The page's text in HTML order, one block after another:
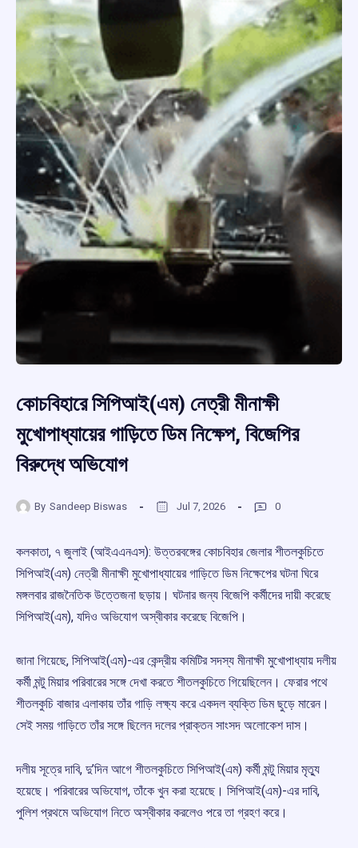
কোচবিহারে সিপিআই(এম) নেত্রী মীনাক্ষী
মুখোপাধ্যায়ের গাড়িতে ডিম নিক্ষেপ, বিজেপির
বিরুদ্ধে অভিযোগ
By Sandeep Biswas Jul 7, 2026 0
কলকাতা, ৭ জুলাই (আইএএনএস): উত্তরবঙ্গের কোচবিহার জেলার শীতলকুচিতে
সিপিআই(এম) নেত্রী মীনাক্ষী মুখোপাধ্যায়ের গাড়িতে ডিম নিক্ষেপের ঘটনা ঘিরে
মঙ্গলবার রাজনৈতিক উত্তেজনা ছড়ায়। ঘটনার জন্য বিজেপি কর্মীদের দায়ী করেছে
সিপিআই(এম), যদিও অভিযোগ অস্বীকার করেছে বিজেপি।
জানা গিয়েছে, সিপিআই(এম)-এর কেন্দ্রীয় কমিটির সদস্য মীনাক্ষী মুখোপাধ্যায় দলীয়
কর্মী মন্টু মিয়ার পরিবারের সঙ্গে দেখা করতে শীতলকুচিতে গিয়েছিলেন। ফেরার পথে
শীতলকুচি বাজার এলাকায় তাঁর গাড়ি লক্ষ্য করে একদল ব্যক্তি ডিম ছুড়ে মারেন।
সেই সময় গাড়িতে তাঁর সঙ্গে ছিলেন দলের প্রাক্তন সাংসদ অলোকেশ দাস।
দলীয় সূত্রে দাবি, দু’দিন আগে শীতলকুচিতে সিপিআই(এম) কর্মী মন্টু মিয়ার মৃত্যু
হয়েছে। পরিবারের অভিযোগ, তাঁকে খুন করা হয়েছে। সিপিআই(এম)-এর দাবি,
পুলিশ প্রথমে অভিযোগ নিতে অস্বীকার করলেও পরে তা গ্রহণ করে।